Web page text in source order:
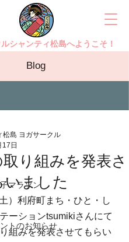
シャンティ松島へようこそ！
Blog
マラソン
トのお知らせ
り組みを発表さ
ました
松島 ヨガサークル
日
）利府町まち・ひと・し
ーションtsumikiさんにて
組みを発表させてもらい